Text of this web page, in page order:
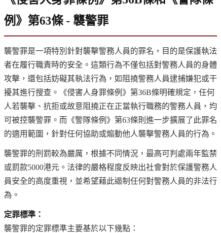
例》第63條 - 襲警罪
襲警罪是一項特別針對襲擊警務人員的罪名，目的是保護執法
者在履行職責時的安全。這類行為不僅包括對警務人員的身體
攻擊，還包括妨礙其執法行為，如阻撓警務人員逮捕嫌犯或干
擾其進行搜查。《侵害人身罪條例》第36B條明確規定，任何
人若襲擊、抗拒或故意阻撓正在正當執行職務的警務人員，均
可被控襲警罪。而《警隊條例》第63條則進一步擴展了此罪名
的適用範圍，針對任何協助或煽動他人襲擊警務人員的行為。
襲警罪的刑罰較為嚴厲，根據不同情況，最高可判處兩年監禁
或罰款5000港元。法律的嚴格程度反映出社會對於保護警務人
員安全的高度重視，並希望藉此遏制任何對警務人員的非法行
為。
定罪標準：
襲警罪的定罪標準主要基於以下幾點：